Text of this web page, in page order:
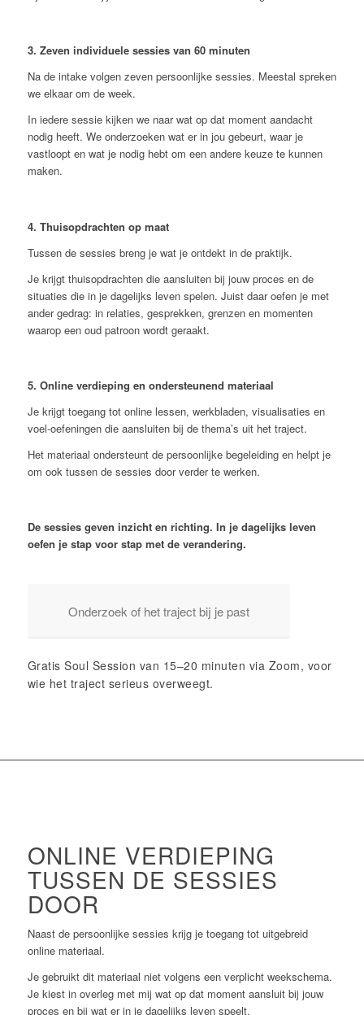
3. Zeven individuele sessies van 60 minuten
Na de intake volgen zeven persoonlijke sessies. Meestal spreken
we elkaar om de week.
In iedere sessie kijken we naar wat op dat moment aandacht
nodig heeft. We onderzoeken wat er in jou gebeurt, waar je
vastloopt en wat je nodig hebt om een andere keuze te kunnen
maken.
4. Thuisopdrachten op maat
Tussen de sessies breng je wat je ontdekt in de praktijk.
Je krijgt thuisopdrachten die aansluiten bij jouw proces en de
situaties die in je dagelijks leven spelen. Juist daar oefen je met
ander gedrag: in relaties, gesprekken, grenzen en momenten
waarop een oud patroon wordt geraakt.
5. Online verdieping en ondersteunend materiaal
Je krijgt toegang tot online lessen, werkbladen, visualisaties en
voel-oefeningen die aansluiten bij de thema’s uit het traject.
Het materiaal ondersteunt de persoonlijke begeleiding en helpt je
om ook tussen de sessies door verder te werken.
De sessies geven inzicht en richting. In je dagelijks leven
oefen je stap voor stap met de verandering.
Onderzoek of het traject bij je past
Gratis Soul Session van 15–20 minuten via Zoom, voor
wie het traject serieus overweegt.
ONLINE VERDIEPING
TUSSEN DE SESSIES
DOOR
Naast de persoonlijke sessies krijg je toegang tot uitgebreid
online materiaal.
Je gebruikt dit materiaal niet volgens een verplicht weekschema.
Je kiest in overleg met mij wat op dat moment aansluit bij jouw
proces en bij wat er in je dagelijks leven speelt.